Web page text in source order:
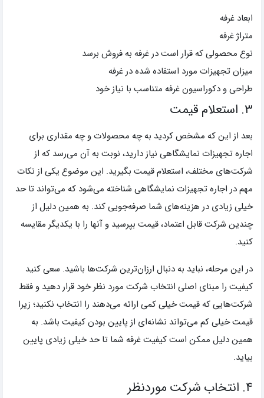
ابعاد غرفه
متراژ غرفه
نوع محصولی که قرار است در غرفه به فروش برسد
میزان تجهیزات مورد استفاده شده در غرفه
طراحی و دکوراسیون غرفه متناسب با نیاز خود
۳. استعلام قیمت
بعد از این که مشخص کردید به چه محصولات و چه مقداری برای
اجاره تجهیزات نمایشگاهی نیاز دارید، نوبت به آن می‌رسد که از
شرکت‌های مختلف، استعلام قیمت بگیرید. این موضوع یکی از نکات
مهم در اجاره تجهیزات نمایشگاهی شناخته می‌شود که می‌تواند تا حد
خیلی زیادی در هزینه‌های شما صرفه‌جویی کند. به همین دلیل از
چندین شرکت قابل اعتماد، قیمت بپرسید و آنها را با یکدیگر مقایسه
کنید.
در این مرحله، نباید به دنبال ارزان‌ترین شرکت‌ها باشید. سعی کنید
کیفیت را مبنای اصلی انتخاب شرکت مورد نظر خود قرار دهید و فقط
شرکت‌هایی که قیمت خیلی کمی ارائه می‌دهند را انتخاب نکنید؛ زیرا
قیمت خیلی کم می‌تواند نشانه‌ای از پایین بودن کیفیت باشد. به
همین دلیل ممکن است کیفیت غرفه شما تا حد خیلی زیادی پایین
بیاید.
۴. انتخاب شرکت موردنظر